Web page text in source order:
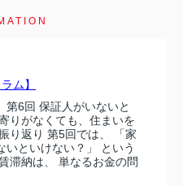
ム】
第6回 保証人がいないと
りがなくても、住まいを
り返り 第5回では、 「家
いといけない？」 という
滞納は、 単なるお金の問